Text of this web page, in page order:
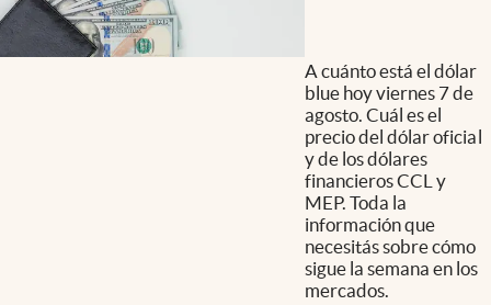
A cuánto está el dólar
blue hoy viernes 7 de
agosto. Cuál es el
precio del dólar oficial
y de los dólares
financieros CCL y
MEP. Toda la
información que
necesitás sobre cómo
sigue la semana en los
mercados.